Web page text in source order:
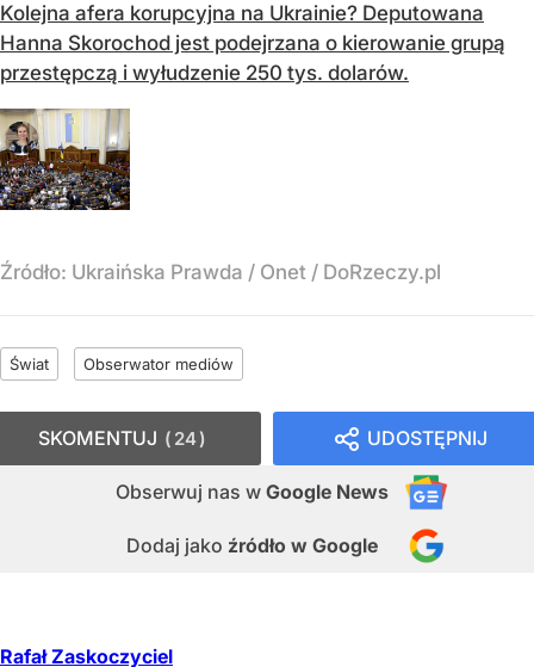
Kolejna afera korupcyjna na Ukrainie? Deputowana
Hanna Skorochod jest podejrzana o kierowanie grupą
przestępczą i wyłudzenie 250 tys. dolarów.
Źródło: Ukraińska Prawda / Onet / DoRzeczy.pl
Świat Obserwator mediów
UDOSTĘPNIJ
Obserwuj nas w Google News
Dodaj jako źródło w Google
SKOMENTUJ 24
Rafał Zaskoczyciel